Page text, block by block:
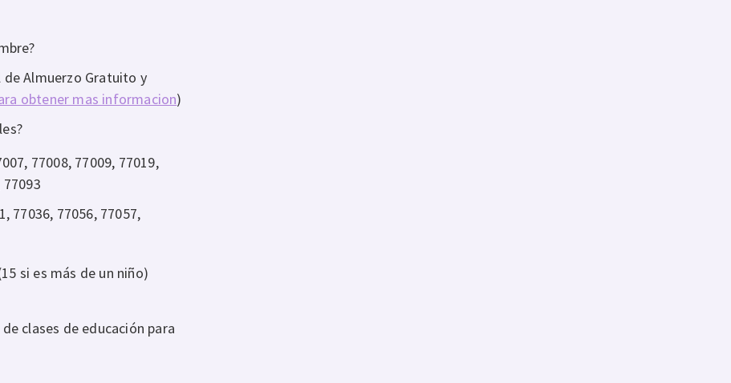
Almuerzo Gratuito y
obtener mas informacion)
77008, 77009, 77019,
77093
77036, 77056, 77057,
si es más de un niño)
clases de educación para